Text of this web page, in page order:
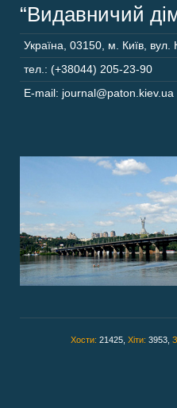
“Видавничий
Україна 03150 м. Київ, вул.
тел.: (+38044) 205-23-90
E-mail: journal@paton.kiev.ua
Хости: 21425, Хіти: 3953,